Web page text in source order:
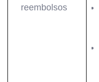
reembolsos